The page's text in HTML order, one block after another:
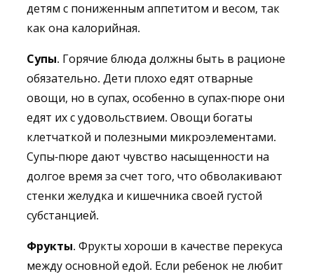
детям с пониженным аппетитом и весом, так
как она калорийная.
Супы. Горячие блюда должны быть в рационе
обязательно. Дети плохо едят отварные
овощи, но в супах, особенно в супах-пюре они
едят их с удовольствием. Овощи богаты
клетчаткой и полезными микроэлементами.
Супы-пюре дают чувство насыщенности на
долгое время за счет того, что обволакивают
стенки желудка и кишечника своей густой
субстанцией.
Фрукты. Фрукты хороши в качестве перекуса
между основной едой. Если ребенок не любит